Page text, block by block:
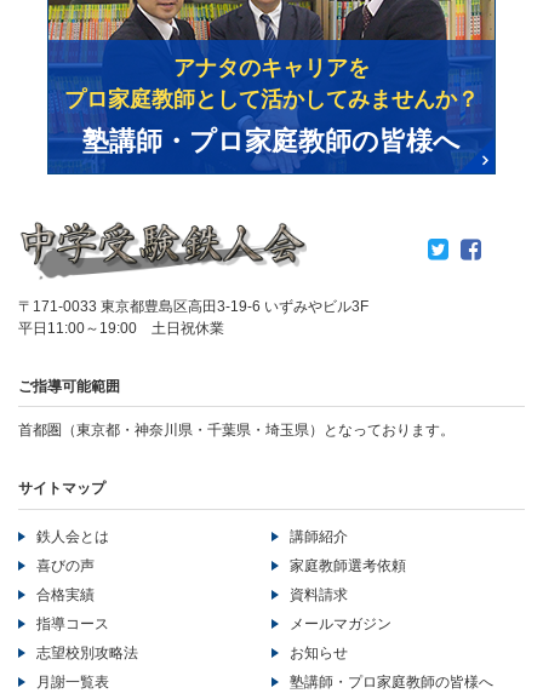
〒171-0033 東京都豊島区高田3-19-6 いずみやビル3F
平日11:00～19:00 土日祝休業
ご指導可能範囲
首都圏（東京都・神奈川県・千葉県・埼玉県）となっております。
サイトマップ
鉄人会とは
喜びの声
合格実績
指導コース
志望校別攻略法
月謝一覧表
講師紹介
家庭教師選考依頼
資料請求
メールマガジン
お知らせ
塾講師・プロ家庭教師の皆様へ
アナタのキャリアを
プロ家庭教師として活かしてみませんか？
塾講師・プロ家庭教師の皆様へ